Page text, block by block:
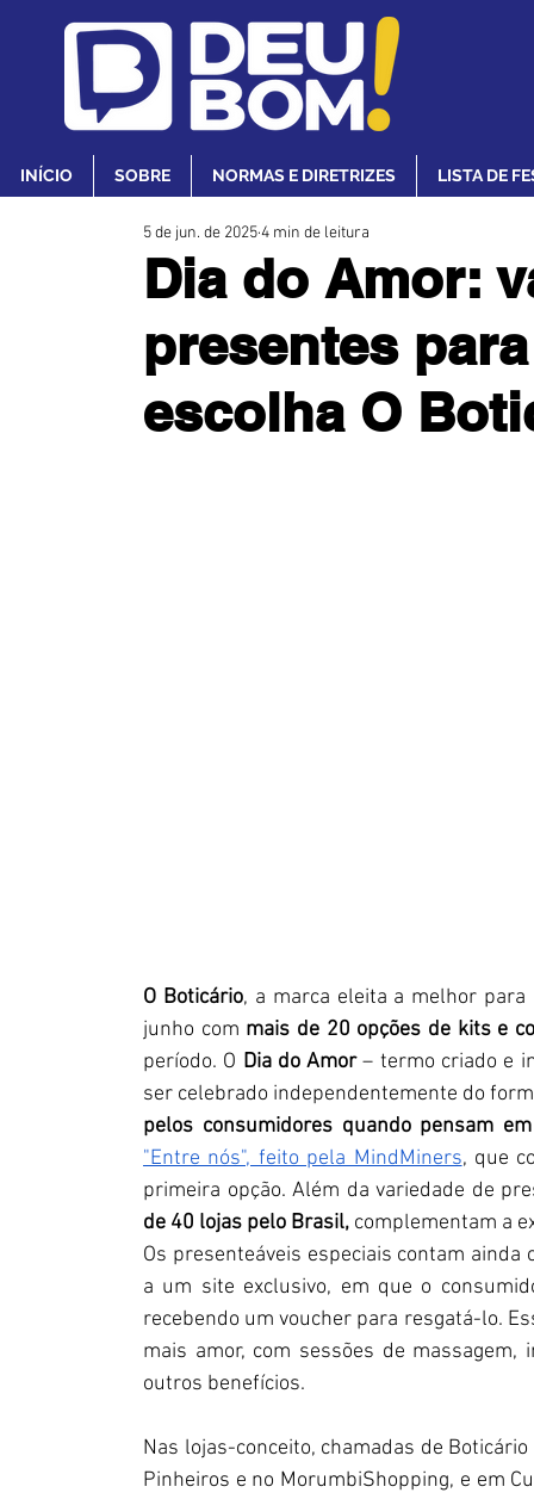
INÍCIO SOBRE NORMAS E DIRETRIZES LISTA DE
Dia do Amor:
presentes
escolha O
5 de jun. de 20254 min de leitura
O Boticário, a marca eleita a melhor
junho com mais de 20 opções de kits e
período. O Dia do Amor – termo criado e
ser celebrado independentemente do
pelos consumidores quando pensam
"Entre nós", feito pela MindMiners, que
primeira opção. Além da variedade de
de 40 lojas pelo Brasil, complementam a
Os presenteáveis especiais contam ainda
a um site exclusivo, em que o
recebendo um voucher para resgatá-lo.
mais amor, com sessões de
outros benefícios.
Nas lojas-conceito, chamadas de
Pinheiros e no MorumbiShopping, e em